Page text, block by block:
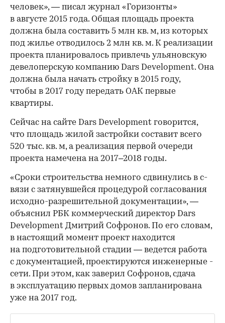
человек», — писал журнал «Горизонты»
в августе 2015 года. Общая площадь проекта
должна была составить 5 млн кв. м, из которых
под жилье отводилось 2 млн кв. м. К реализации
проекта планировалось привлечь ульяновскую
девелоперскую компанию Dars Development. Она
должна была начать стройку в 2015 году,
чтобы в 2017 году передать ОАК первые
квартиры.
Сейчас на сайте Dars Development говорится,
что площадь жилой застройки составит всего
520 тыс. кв. м, а реализация первой очереди
проекта намечена на 2017–2018 годы.
«Сроки строительства н­емного сдвинулись в с­
вязи с затянувшейся ­процедурой согласовани­я
исходно-разрешитель­ной документации», —
объяснил РБК коммерческий директор Dars
Development Дмитрий Софронов. По его словам,
в настоящий момент пр­оект находится
на подгото­вительной стадии — ведется работа
с документацией, проектируются инженерные ­
сети. При этом, как заверил Софронов, сдача
в эксплуа­тацию первых домов за­планирована
уже на 2017 г­од.